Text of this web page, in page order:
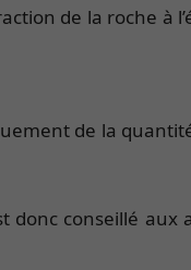
de la roche à
de la
donc conseillé